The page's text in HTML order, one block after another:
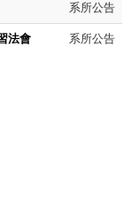
系所公告
法會 系所公告